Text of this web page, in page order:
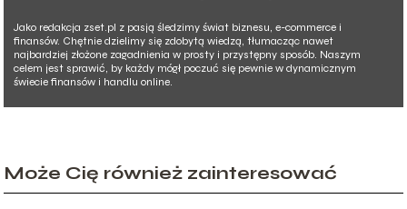
Jako redakcja zset.pl z pasją śledzimy świat biznesu, e-commerce i
finansów. Chętnie dzielimy się zdobytą wiedzą, tłumacząc nawet
najbardziej złożone zagadnienia w prosty i przystępny sposób. Naszym
celem jest sprawić, by każdy mógł poczuć się pewnie w dynamicznym
świecie finansów i handlu online.
Może Cię również zainteresować